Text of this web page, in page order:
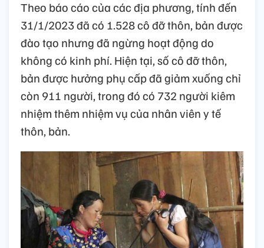
Theo báo cáo của các địa phương, tính đến
31/1/2023 đã có 1.528 cô đỡ thôn, bản được
đào tạo nhưng đã ngừng hoạt động do
không có kinh phí. Hiện tại, số cô đỡ thôn,
bản được hưởng phụ cấp đã giảm xuống chỉ
còn 911 người, trong đó có 732 người kiêm
nhiệm thêm nhiệm vụ của nhân viên y tế
thôn, bản.